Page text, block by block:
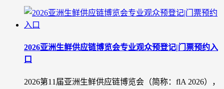
2026亚洲生鲜供应链博览会专业观众预登记|门票预约入
口
2026第11届亚洲生鲜供应链博览会（简称：flA 2026），